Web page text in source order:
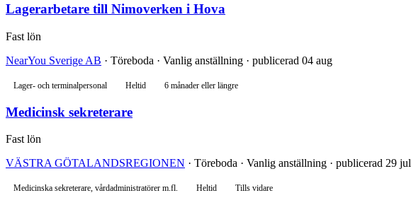
Lagerarbetare till Nimoverken i Hova
Fast lön
NearYou Sverige AB · Töreboda · Vanlig anställning · publicerad 04 aug
Lager- och terminalpersonal Heltid 6 månader eller längre
Medicinsk sekreterare
Fast lön
VÄSTRA GÖTALANDSREGIONEN · Töreboda · Vanlig anställning · publicerad 29 jul
Medicinska sekreterare, vårdadministratörer m.fl. Heltid Tills vidare